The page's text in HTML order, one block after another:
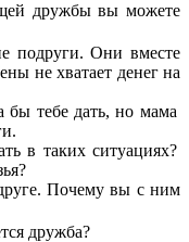
дружбы вы можете
Они вместе
не хватает денег на
тебе дать, но мама
в таких ситуациях?
Почему вы с ним
дружба?